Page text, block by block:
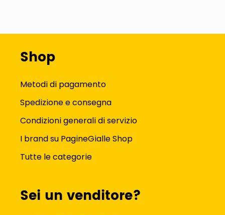
Shop
Metodi di pagamento
Spedizione e consegna
Condizioni generali di servizio
I brand su PagineGialle Shop
Tutte le categorie
Sei un venditore?